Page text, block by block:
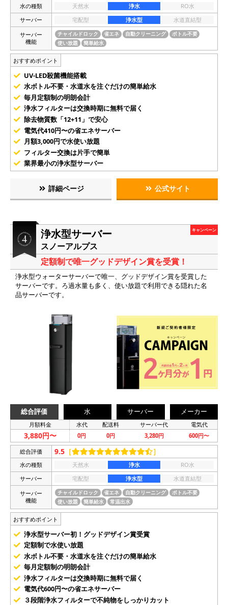
水の種類 天然水 浄水
RO水
サーバー
宅配型 浄水型
水道直結型
サーバー
機能
チャイルドロック 省エネ 自動クリーニング
ボトル不要
使い放題
簡単給水
おすすめポイント
UV-LED殺菌機能搭載
水ボトル不要・水道水を注ぐだけの簡単給水
毎月定額制の明朗会計
浄水フィルターは交換時期に無料で届く
除去物質数「12+11」で安心
電気代410円〜の省エネサーバー
月額3,000円で水使い放題
フィルター交換は片手で簡単
業界最小の浄水型サーバー
詳細ページ 公式サイト
浄水型サーバー
スノーアルプス
キャンペーン
定額制で唯一グッドデザイン賞を受賞！
浄水型ウォーターサーバーで唯一、グッドデザイン賞を受賞した
サーバーです。ろ過水量も多く、使い放題で利用できる隠れた名
品サーバーです。
総合評価 水 サーバー メーカー
月額料金 水代 配送料 サーバー代 電気代
3,880円〜 0円 0円 3,280円 600円〜
総合評価 9.5 ［ ］
水の種類 天然水 浄水
RO水
サーバー
宅配型 浄水型
水道直結型
サーバー
機能
チャイルドロック 省エネ 自動クリーニング
ボトル不要
使い放題
簡単給水 常温出水
おすすめポイント
浄水型サーバー初！グッドデザイン賞受賞
定額制で水使い放題
水ボトル不要・水道水を注ぐだけの簡単給水
毎月定額制の明朗会計
浄水フィルターは交換時期に無料で届く
電気代600円〜の省エネサーバー
３段階浄水フィルターで不純物をしっかりカット